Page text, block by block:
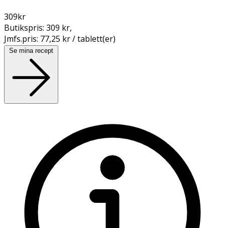
309kr
Butikspris: 309 kr,
Jmfs.pris: 77,25 kr / tablett(er)
Se mina recept